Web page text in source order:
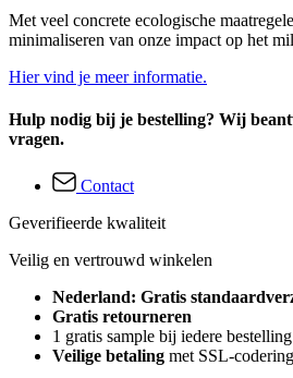
Met veel concrete ecologische
minimaliseren van onze impact op het
Hier vind je meer informatie.
Hulp nodig bij je bestelling? Wij
vragen.
Contact
Geverifieerde kwaliteit
Veilig en vertrouwd winkelen
Nederland: Gratis
Gratis retourneren
1 gratis sample bij iedere bestelling
Veilige betaling met SSL-codering